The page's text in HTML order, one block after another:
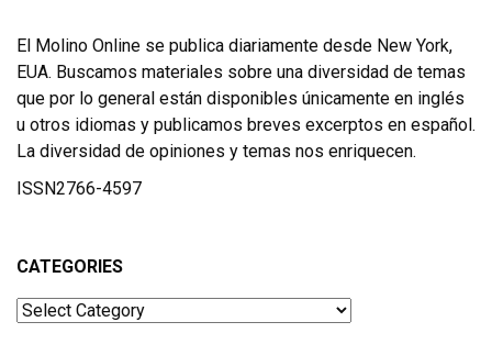
El Molino Online se publica diariamente desde New York,
EUA. Buscamos materiales sobre una diversidad de temas
que por lo general están disponibles únicamente en inglés
u otros idiomas y publicamos breves excerptos en español.
La diversidad de opiniones y temas nos enriquecen.
ISSN2766-4597
CATEGORIES
Categories